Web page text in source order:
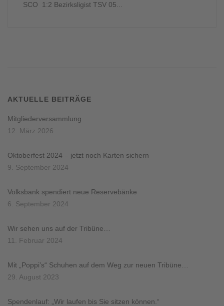
SCO 1:2 Bezirksligist TSV 05...
AKTUELLE BEITRÄGE
Mitgliederversammlung
12. März 2026
Oktoberfest 2024 – jetzt noch Karten sichern
9. September 2024
Volksbank spendiert neue Reservebänke
6. September 2024
Wir sehen uns auf der Tribüne…
11. Februar 2024
Mit „Poppi’s“ Schuhen auf dem Weg zur neuen Tribüne…
29. August 2023
Spendenlauf: „Wir laufen bis Sie sitzen können.“